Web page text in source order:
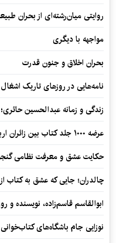
روایتی میان‌رشته‌ای از بحران
مواجهه با دیگری
بحران اخلاق و جنون قدرت
نامه‌هایی در روزهای تاریک اشغال
زندگی و زمانه عبدالحسین
عرضه ۱۰۰۰ جلد کتاب بین زائران اربعین در مرزهای کرمانشاه
حکایت عشق و معرفت نظامی
چالدران؛ جایی که عشق به کتاب
ابوالقاسم قاسم‌زاده، نویسنده
نوزایی جام باشگاه‌های کتاب‌خوانی